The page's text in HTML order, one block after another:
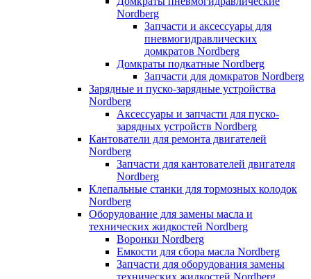
Nordberg
Запчасти и аксессуары для
пневмогидравлических
домкратов Nordberg
Домкраты подкатные Nordberg
Запчасти для домкратов Nordberg
Зарядные и пуско-зарядные устройства
Nordberg
Аксессуары и запчасти для пуско-
зарядных устройств Nordberg
Кантователи для ремонта двигателей
Nordberg
Запчасти для кантователей двигателя
Nordberg
Клепальные станки для тормозных колодок
Nordberg
Оборудование для замены масла и
технических жидкостей Nordberg
Воронки Nordberg
Емкости для сбора масла Nordberg
Запчасти для оборудования замены
технических жидкостей Nordberg